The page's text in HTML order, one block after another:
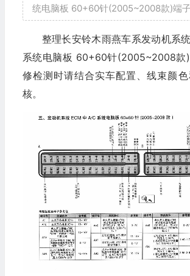
统电脑板 60+60针(2005~2008款)端子
整理长安铃木雨燕车系发动机系
系统电脑板 60+60针(2005~2008款
修检测时请结合实车配置、线束颜
核。